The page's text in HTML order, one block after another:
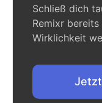
Schließ dich
Remixr
Wirklichkeit